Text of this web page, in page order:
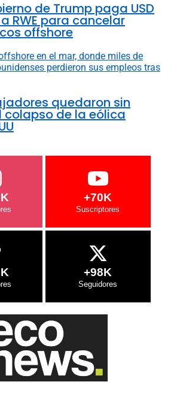
de Trump paga USD
RWE para cancelar
offshore
quedaron sin
colapso de la eólica
+70K
+98K